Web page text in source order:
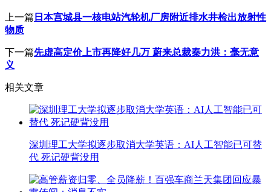
上一篇 日本宫城县一核电站汽轮机厂房附近排水井检出放射性
物质
下一篇先虚高定价上市再降好几万 蔚来总裁秦力洪：毫无意
义
相关文章
深圳理工大学拟逐步取消大学英语：AI人工智能已可替
代 死记硬背没用